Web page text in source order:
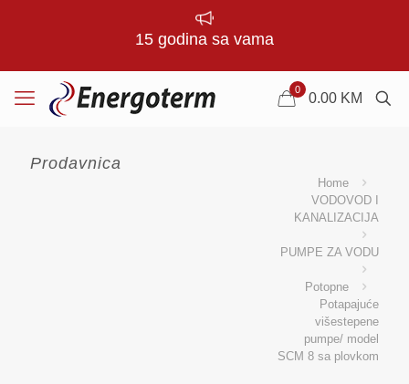
15 godina sa vama
0
0.00 KM
Prodavnica
Home
VODOVOD I
KANALIZACIJA
PUMPE ZA VODU
Potopne
Potapajuće
višestepene
pumpe/ model
SCM 8 sa plovkom